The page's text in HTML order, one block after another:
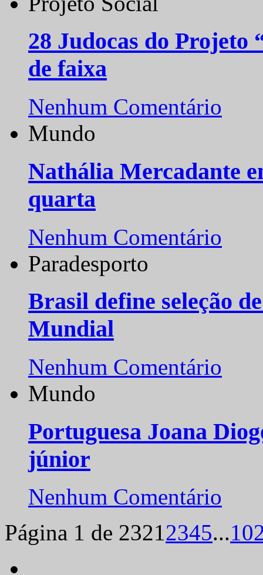
28 Judocas do
de faixa
Nenhum Comentário
Mundo
Nathália Mercadante
quarta
Nenhum Comentário
Paradesporto
Brasil define seleção
Mundial
Nenhum Comentário
Mundo
Portuguesa Joana
júnior
Nenhum Comentário
Página 1 de 23212345...10